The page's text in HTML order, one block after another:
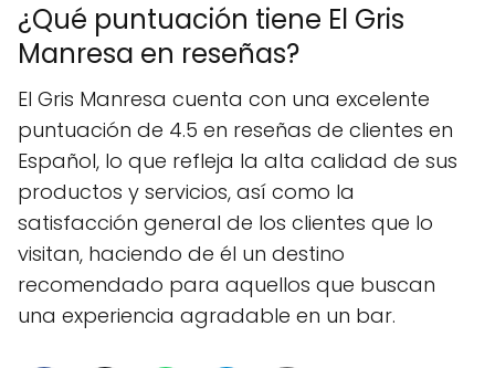
¿Qué puntuación tiene El Gris
Manresa en reseñas?
El Gris Manresa cuenta con una excelente
puntuación de 4.5 en reseñas de clientes en
Español, lo que refleja la alta calidad de sus
productos y servicios, así como la
satisfacción general de los clientes que lo
visitan, haciendo de él un destino
recomendado para aquellos que buscan
una experiencia agradable en un bar.